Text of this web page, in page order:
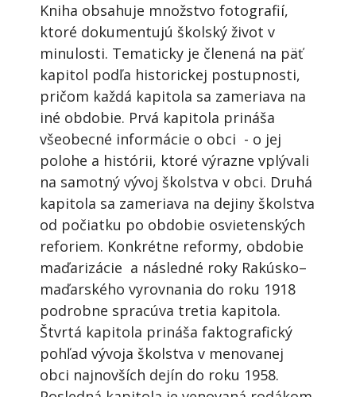
Kniha obsahuje množstvo fotografií,
ktoré dokumentujú školský život v
minulosti. Tematicky je členená na päť
kapitol podľa historickej postupnosti,
pričom každá kapitola sa zameriava na
iné obdobie. Prvá kapitola prináša
všeobecné informácie o obci - o jej
polohe a histórii, ktoré výrazne vplývali
na samotný vývoj školstva v obci. Druhá
kapitola sa zameriava na dejiny školstva
od počiatku po obdobie osvietenských
reforiem. Konkrétne reformy, obdobie
maďarizácie a následné roky Rakúsko–
maďarského vyrovnania do roku 1918
podrobne spracúva tretia kapitola.
Štvrtá kapitola prináša faktografický
pohľad vývoja školstva v menovanej
obci najnovších dejín do roku 1958.